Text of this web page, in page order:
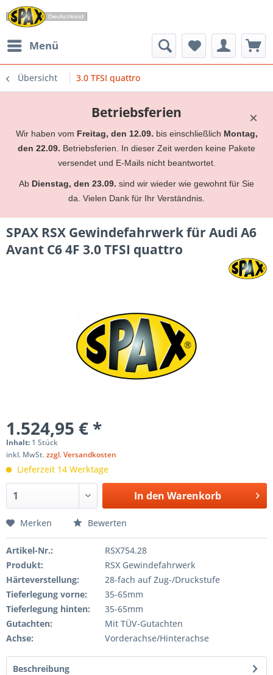
Menü
Übersicht 3.0 TFSI quattro
×
Betriebsferien
Wir haben vom Freitag, den 12.09. bis einschließlich Montag,
den 22.09. Betriebsferien. In dieser Zeit werden keine Pakete
versendet und E-Mails nicht beantwortet.
Ab Dienstag, den 23.09. sind wir wieder wie gewohnt für Sie
da. Vielen Dank für Ihr Verständnis.
SPAX RSX Gewindefahrwerk für Audi A6
Avant C6 4F 3.0 TFSI quattro
1.524,95 € *
Inhalt: 1 Stück
inkl. MwSt.zzgl. Versandkosten
Lieferzeit 14 Werktage
In den Warenkorb
Merken Bewerten
Artikel-Nr.:
RSX754.28
Produkt:
RSX Gewindefahrwerk
Härteverstellung:
28-fach auf Zug-/Druckstufe
Tieferlegung vorne:
35-65mm
Tieferlegung hinten:
35-65mm
Gutachten:
Mit TÜV-Gutachten
Achse:
Vorderachse/Hinterachse
Beschreibung